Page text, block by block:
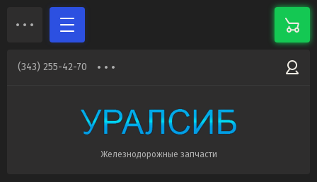
(343) 255-42-70
Железнодорожные запчасти